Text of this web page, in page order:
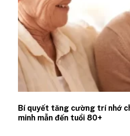
Bí quyết tăng cường trí nhớ
minh mẫn đến tuổi 80+